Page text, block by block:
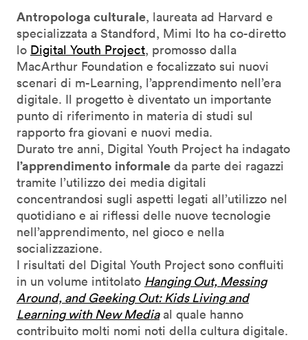
Antropologa culturale, laureata ad Harvard e
specializzata a Standford, Mimi Ito ha co-diretto
lo Digital Youth Project, promosso dalla
MacArthur Foundation e focalizzato sui nuovi
scenari di m-Learning, l’apprendimento nell’era
digitale. Il progetto è diventato un importante
punto di riferimento in materia di studi sul
rapporto fra giovani e nuovi media.
Durato tre anni, Digital Youth Project ha indagato
l’apprendimento informale da parte dei ragazzi
tramite l’utilizzo dei media digitali
concentrandosi sugli aspetti legati all’utilizzo nel
quotidiano e ai riflessi delle nuove tecnologie
nell’apprendimento, nel gioco e nella
socializzazione.
I risultati del Digital Youth Project sono confluiti
in un volume intitolato Hanging Out, Messing
Around, and Geeking Out: Kids Living and
Learning with New Mediaal quale hanno
contribuito molti nomi noti della cultura digitale.